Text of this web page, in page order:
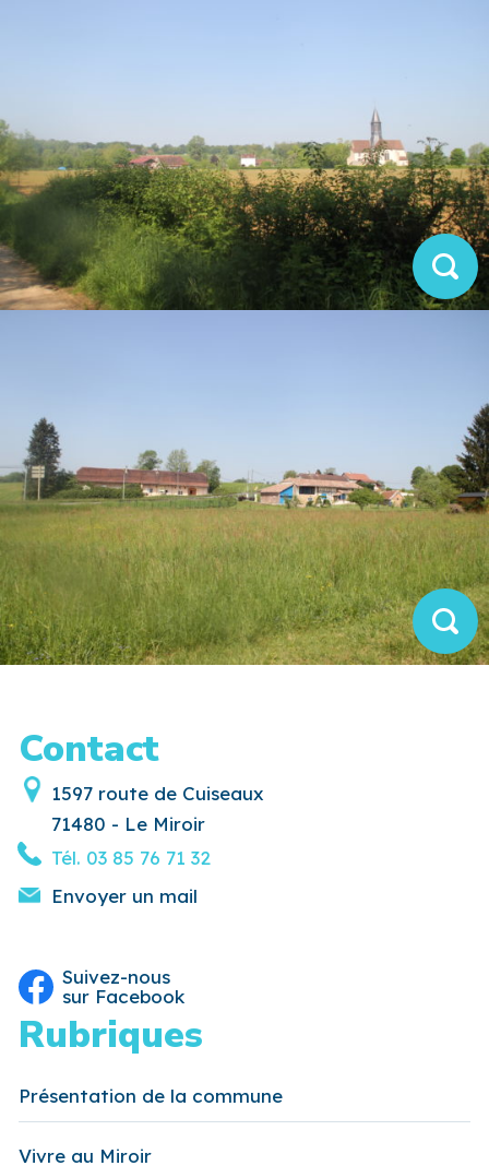
Contact
1597 route de Cuiseaux
71480 - Le Miroir
Tél. 03 85 76 71 32
Envoyer un mail
Suivez-nous
sur Facebook
Rubriques
Présentation de la commune
Vivre au Miroir